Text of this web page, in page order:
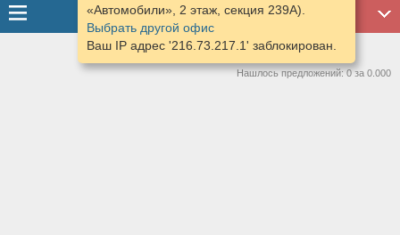
«Автомобили», 2 этаж, секция 239А).
Выбрать другой офис
Ваш IP адрес '216.73.217.1' заблокирован.
Нашлось предложений: 0 за 0.000